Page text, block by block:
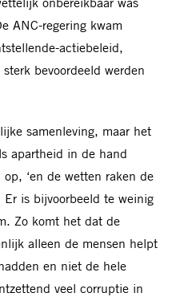
ANC-regering kwam
actiebeleid,
bevoordeeld werden
samenleving, maar het
apartheid in de hand
‘en de wetten raken de
is bijvoorbeeld te weinig
Zo komt het dat de
alleen de mensen helpt
en niet de hele
veel corruptie in